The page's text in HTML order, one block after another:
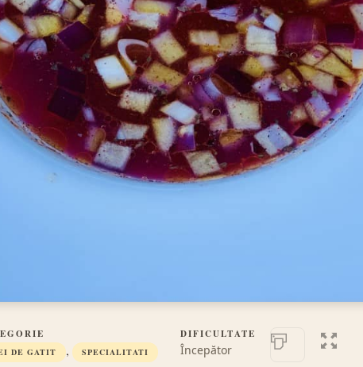
DE GATIT , SPECIALITATI
DIFICULTATE
Începător